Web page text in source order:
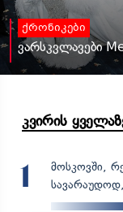
ქრონიკები
ვარსკვლავები
კვირის
1
მოსკოვში,